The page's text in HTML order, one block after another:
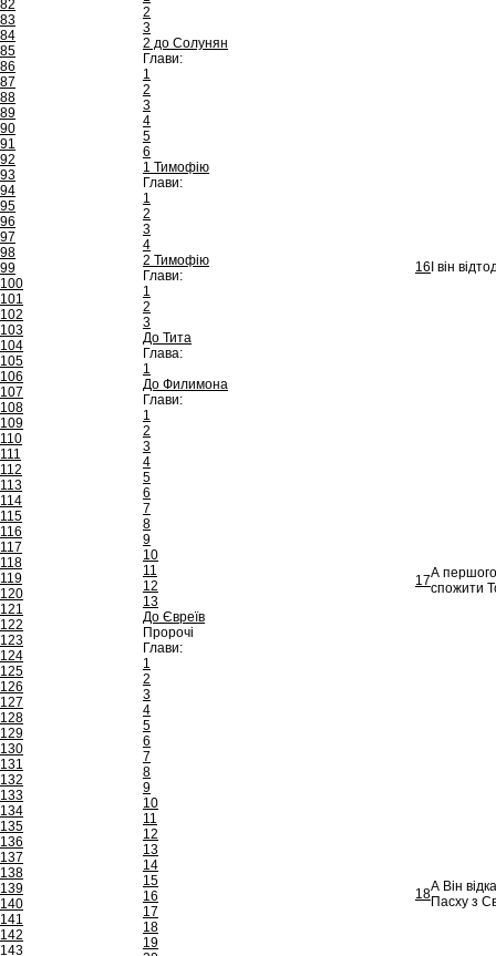
82
83
84
85
86
87
88
89
90
91
92
93
94
95
96
97
98
99
100
101
102
103
104
105
106
107
108
109
110
111
112
113
114
115
116
117
118
119
120
121
122
123
124
125
126
127
128
129
130
131
132
133
134
135
136
137
138
139
140
141
142
143
2
3
2 до Солунян
Глави:
1
2
3
4
5
6
1 Тимофію
Глави:
1
2
3
4
2 Тимофію
Глави:
1
2
3
До Тита
Глава:
1
До Филимона
Глави:
1
2
3
4
5
6
7
8
9
10
11
12
13
До Євреїв
Пророчі
Глави:
1
2
3
4
5
6
7
8
9
10
11
12
13
14
15
16
17
18
19
16 І він
17А першого
спожити
18А Він
Пасху з